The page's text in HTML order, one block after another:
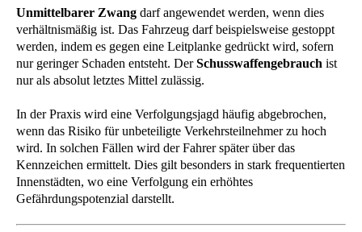
Unmittelbarer Zwang darf angewendet werden, wenn dies
verhältnismäßig ist. Das Fahrzeug darf beispielsweise gestoppt
werden, indem es gegen eine Leitplanke gedrückt wird, sofern
nur geringer Schaden entsteht. DerSchusswaffengebrauch ist
nur als absolut letztes Mittel zulässig.
In der Praxis wird eine Verfolgungsjagd häufig abgebrochen,
wenn das Risiko für unbeteiligte Verkehrsteilnehmer zu hoch
wird. In solchen Fällen wird der Fahrer später über das
Kennzeichen ermittelt. Dies gilt besonders in stark frequentierten
Innenstädten, wo eine Verfolgung ein erhöhtes
Gefährdungspotenzial darstellt.